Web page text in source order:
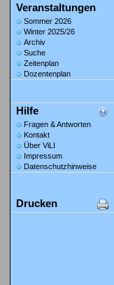
Veranstaltungen
Sommer 2026
Winter 2025/26
Archiv
Suche
Zeitenplan
Dozentenplan
Hilfe
Fragen & Antworten
Kontakt
Über ViLI
Impressum
Datenschutzhinweise
Drucken